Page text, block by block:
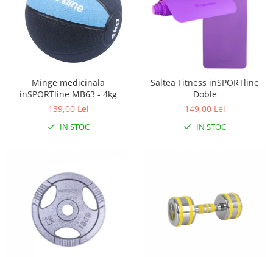
Minge medicinala
inSPORTline MB63 - 4kg
139,00 Lei
IN STOC
Saltea Fitness inSPORTline
Doble
149,00 Lei
IN STOC